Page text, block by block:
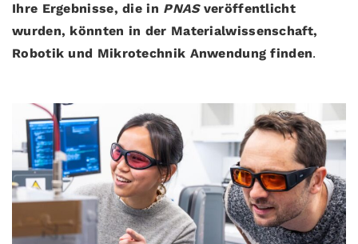
Ihre Ergebnisse, die in PNASveröffentlicht
wurden, könnten in der Materialwissenschaft,
Robotik und Mikrotechnik Anwendung finden.